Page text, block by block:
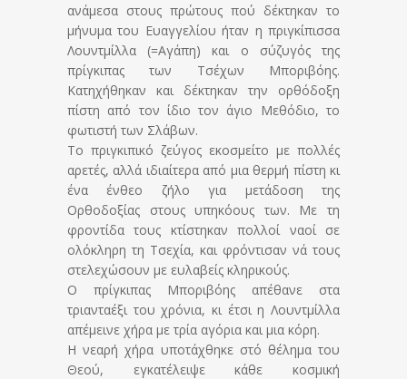
ανάμεσα στους πρώτους πού δέκτηκαν το
μήνυμα του Ευαγγελίου ήταν η πριγκίπισσα
Λουντμίλλα (=Αγάπη) και ο σύζυγός της
πρίγκιπας των Τσέχων Μποριβόης.
Κατηχήθηκαν και δέκτηκαν την ορθόδοξη
πίστη από τον ίδιο τον άγιο Μεθόδιο, το
φωτιστή των Σλάβων.
Το πριγκιπικό ζεύγος εκοσμείτο με πολλές
αρετές, αλλά ιδιαίτερα από μια θερμή πίστη κι
ένα ένθεο ζήλο για μετάδοση της
Ορθοδοξίας στους υπηκόους των. Με τη
φροντίδα τους κτίστηκαν πολλοί ναοί σε
ολόκληρη τη Τσεχία, και φρόντισαν νά τους
στελεχώσουν με ευλαβείς κληρικούς.
Ο πρίγκιπας Μποριβόης απέθανε στα
τριανταέξι του χρόνια, κι έτσι η Λουντμίλλα
απέμεινε χήρα με τρία αγόρια και μια κόρη.
Η νεαρή χήρα υποτάχθηκε στό θέλημα του
Θεού, εγκατέλειψε κάθε κοσμική